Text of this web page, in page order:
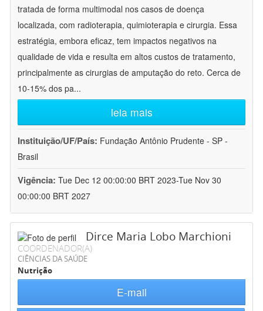
tratada de forma multimodal nos casos de doença
localizada, com radioterapia, quimioterapia e cirurgia. Essa
estratégia, embora eficaz, tem impactos negativos na
qualidade de vida e resulta em altos custos de tratamento,
principalmente as cirurgias de amputação do reto. Cerca de
10-15% dos pa...
leia mais
Instituição/UF/País: Fundação Antônio Prudente - SP -
Brasil
Vigência: Tue Dec 12 00:00:00 BRT 2023-Tue Nov 30
00:00:00 BRT 2027
Dirce Maria Lobo Marchioni
COORDENADOR(A)
CIÊNCIAS DA SAÚDE
Nutrição
E-mail